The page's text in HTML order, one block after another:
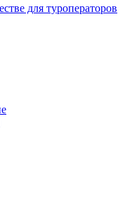
для туроператоров